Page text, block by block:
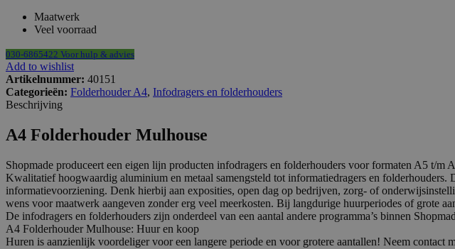
Maatwerk
Veel voorraad
030-6865422 Voor hulp & advies
Add to wishlist
Artikelnummer: 40151
Categorieën: Folderhouder A4, Infodragers en folderhouders
Beschrijving
A4 Folderhouder Mulhouse
Shopmade produceert een eigen lijn producten infodragers en folderhouders voor formaten A5 t/m
Kwalitatief hoogwaardig aluminium en metaal samengsteld tot informatiedragers en
informatievoorziening. Denk hierbij aan exposities, open dag op bedrijven, zorg- of
wens voor maatwerk aangeven zonder erg veel meerkosten. Bij langdurige huurperiodes of grote
De infodragers en folderhouders zijn onderdeel van een aantal andere programma’s binnen
A4 Folderhouder Mulhouse: Huur en koop
Huren is aanzienlijk voordeliger voor een langere periode en voor grotere aantallen! Neem contact